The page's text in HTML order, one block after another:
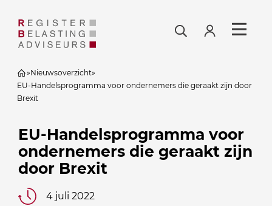
»Nieuwsoverzicht»
EU-Handelsprogramma voor ondernemers die geraakt zijn door
Brexit
EU-Handelsprogramma voor
ondernemers die geraakt zijn
door Brexit
4 juli 2022